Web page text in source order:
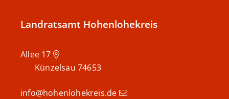
Landratsamt Hohenlohekreis
74653
Künzelsau
info@hohenlohekreis.de